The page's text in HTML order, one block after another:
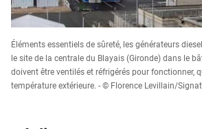
Éléments essentiels de sûreté, les générateurs
le site de la centrale du Blayais (Gironde) dans le
doivent être ventilés et réfrigérés pour fonctionner,
température extérieure. - © Florence Levillain/